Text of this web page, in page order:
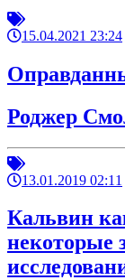
15.04.2021 23:24
Роджер
13.01.2019 02:11
Кальвин
некоторые